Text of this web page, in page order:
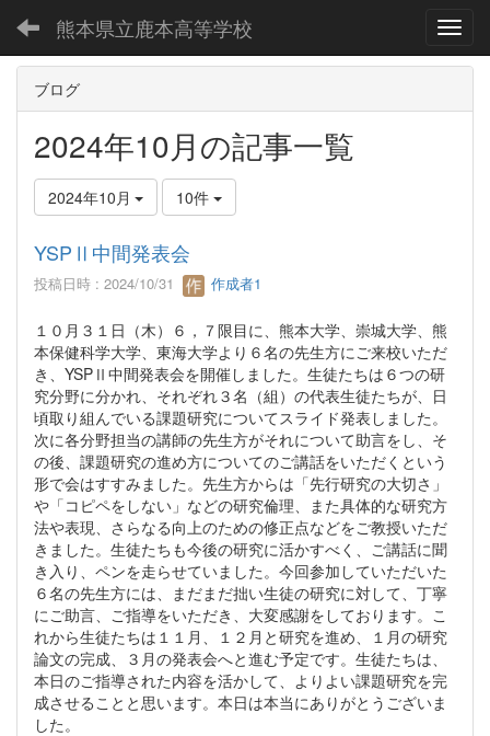
熊本県立鹿本高等学校
ブログ
2024年10月の記事一覧
2024年10月 10件
YSPⅡ中間発表会
投稿日時 : 2024/10/31 作成者1
１０月３１日（木）６，７限目に、熊本大学、崇城大学、熊
本保健科学大学、東海大学より６名の先生方にご来校いただ
き、YSPⅡ中間発表会を開催しました。生徒たちは６つの研
究分野に分かれ、それぞれ３名（組）の代表生徒たちが、日
頃取り組んでいる課題研究についてスライド発表しました。
次に各分野担当の講師の先生方がそれについて助言をし、そ
の後、課題研究の進め方についてのご講話をいただくという
形で会はすすみました。先生方からは「先行研究の大切さ」
や「コピペをしない」などの研究倫理、また具体的な研究方
法や表現、さらなる向上のための修正点などをご教授いただ
きました。生徒たちも今後の研究に活かすべく、ご講話に聞
き入り、ペンを走らせていました。今回参加していただいた
６名の先生方には、まだまだ拙い生徒の研究に対して、丁寧
にご助言、ご指導をいただき、大変感謝をしております。こ
れから生徒たちは１１月、１２月と研究を進め、１月の研究
論文の完成、３月の発表会へと進む予定です。生徒たちは、
本日のご指導された内容を活かして、よりよい課題研究を完
成させることと思います。本日は本当にありがとうございま
した。